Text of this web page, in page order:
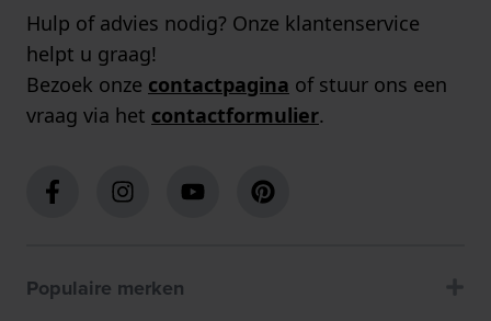
Hulp of advies nodig? Onze klantenservice
helpt u graag!
Bezoek onze contactpagina of stuur ons een
vraag via het contactformulier.
Populaire merken